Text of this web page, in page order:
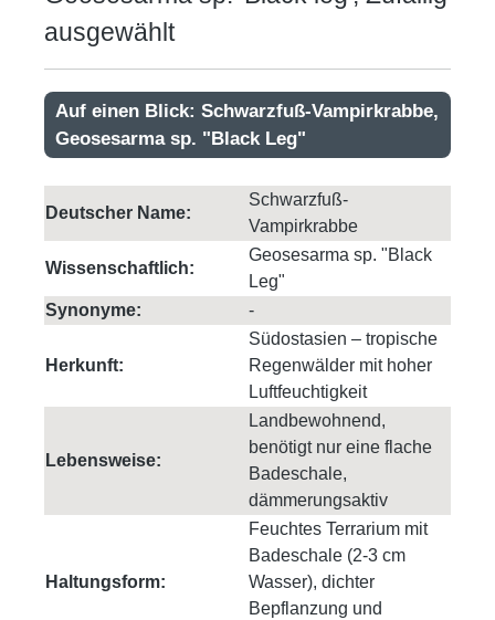
ausgewählt
Auf einen Blick: Schwarzfuß-Vampirkrabbe,
Geosesarma sp. "Black Leg"
Deutscher Name:
Schwarzfuß-
Vampirkrabbe
Wissenschaftlich:
Geosesarma sp. "Black
Leg"
Synonyme:
-
Herkunft:
Südostasien – tropische
Regenwälder mit hoher
Luftfeuchtigkeit
Lebensweise:
Landbewohnend,
benötigt nur eine flache
Badeschale,
dämmerungsaktiv
Haltungsform:
Feuchtes Terrarium mit
Badeschale (2-3 cm
Wasser), dichter
Bepflanzung und